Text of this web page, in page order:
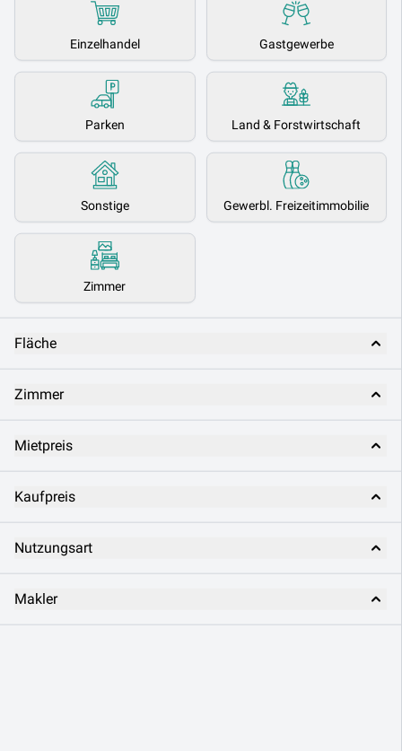
Einzelhandel Gastgewerbe
Parken Land & Forstwirtschaft
Sonstige Gewerbl. Freizeitimmobilie
Zimmer
Fläche
Zimmer
Mietpreis
Kaufpreis
Nutzungsart
Makler